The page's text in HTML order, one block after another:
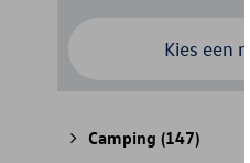
Kies een
Camping (147)